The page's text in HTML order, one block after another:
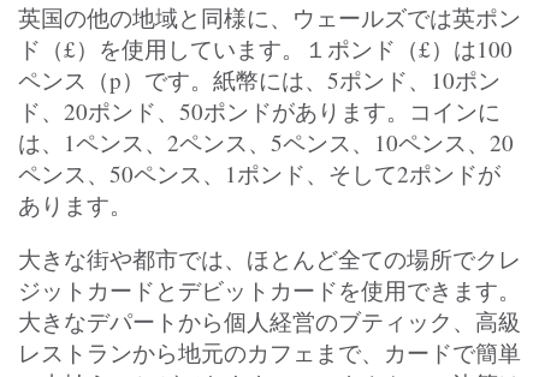
英国の他の地域と同様に、ウェールズでは英ポン
ド（£）を使用しています。１ポンド（£）は100
ペンス（p）です。紙幣には、5ポンド、10ポン
ド、20ポンド、50ポンドがあります。コインに
は、1ペンス、2ペンス、5ペンス、10ペンス、20
ペンス、50ペンス、1ポンド、そして2ポンドが
あります。
大きな街や都市では、ほとんど全ての場所でクレ
ジットカードとデビットカードを使用できます。
大きなデパートから個人経営のブティック、高級
レストランから地元のカフェまで、カードで簡単